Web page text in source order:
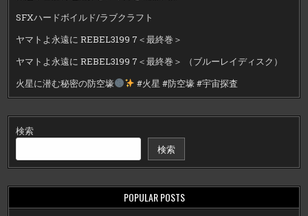
SFXハードボイルド/ラブクラフト
ヤマトよ永遠に REBEL3199 7＜最終巻＞
ヤマトよ永遠に REBEL3199 7＜最終巻＞ （ブルーレイディスク）
火星に潜む秘密の防空壕
#火星 #防空壕 #宇宙探査
検索
検索
POPULAR POSTS